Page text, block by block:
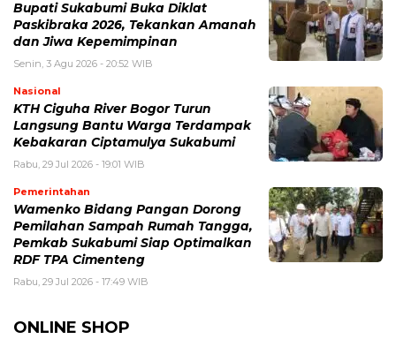
Bupati Sukabumi Buka Diklat
Paskibraka 2026, Tekankan Amanah
dan Jiwa Kepemimpinan
Senin, 3 Agu 2026 - 20:52 WIB
Nasional
KTH Ciguha River Bogor Turun
Langsung Bantu Warga Terdampak
Kebakaran Ciptamulya Sukabumi
Rabu, 29 Jul 2026 - 19:01 WIB
Pemerintahan
Wamenko Bidang Pangan Dorong
Pemilahan Sampah Rumah Tangga,
Pemkab Sukabumi Siap Optimalkan
RDF TPA Cimenteng
Rabu, 29 Jul 2026 - 17:49 WIB
ONLINE SHOP